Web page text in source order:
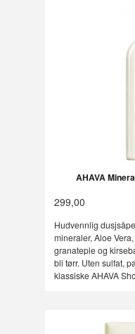
AHAVA
299,00
Hudvennlig
mineraler, Aloe
granateple og
bli tørr. Uten sulfat,
klassiske AHAVA